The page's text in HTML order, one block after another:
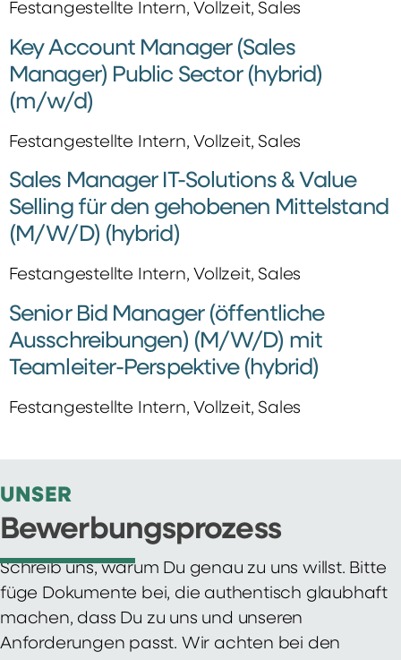
Festangestellte Intern, Vollzeit, Sales
Key Account Manager (Sales
Manager) Public Sector (hybrid)
(m/w/d)
Festangestellte Intern, Vollzeit, Sales
Sales Manager IT-Solutions & Value
Selling für den gehobenen Mittelstand
(M/W/D) (hybrid)
Festangestellte Intern, Vollzeit, Sales
Senior Bid Manager (öffentliche
Ausschreibungen) (M/W/D) mit
Teamleiter-Perspektive (hybrid)
Festangestellte Intern, Vollzeit, Sales
UNSER
Bewerbungsprozess
Schreib uns, warum Du genau zu uns willst. Bitte
füge Dokumente bei, die authentisch glaubhaft
machen, dass Du zu uns und unseren
Anforderungen passt. Wir achten bei den